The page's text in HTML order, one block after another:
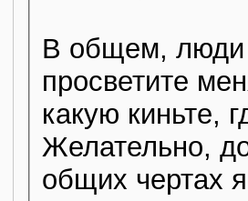
В общем, люди
просветите
какую киньте,
Желательно,
общих чертах